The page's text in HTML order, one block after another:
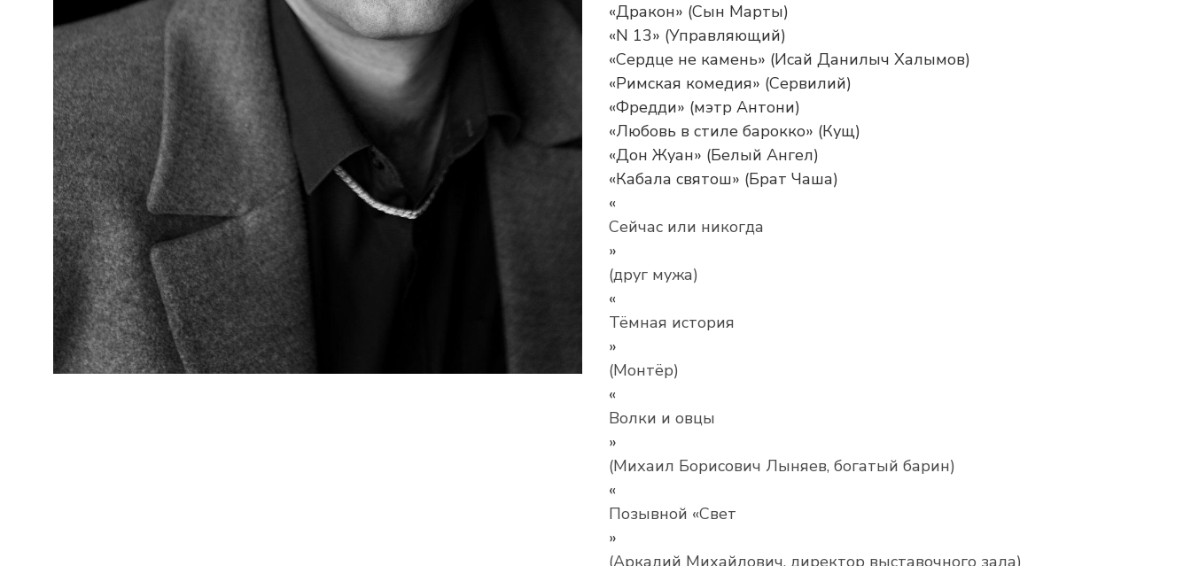
«Дракон» (Сын Марты)
«N 13» (Управляющий)
«Сердце не камень» (Исай Данилыч Халымов)
«Римская комедия» (Сервилий)
«Фредди» (мэтр Антони)
«Любовь в стиле барокко» (Кущ)
«Дон Жуан» (Белый Ангел)
«Кабала святош» (Брат Чаша)
«
Сейчас или никогда
»
(друг мужа)
«
Тёмная история
»
(Монтёр)
«
Волки и овцы
»
(Михаил Борисович Лыняев, богатый барин)
«
Позывной «Свет
»